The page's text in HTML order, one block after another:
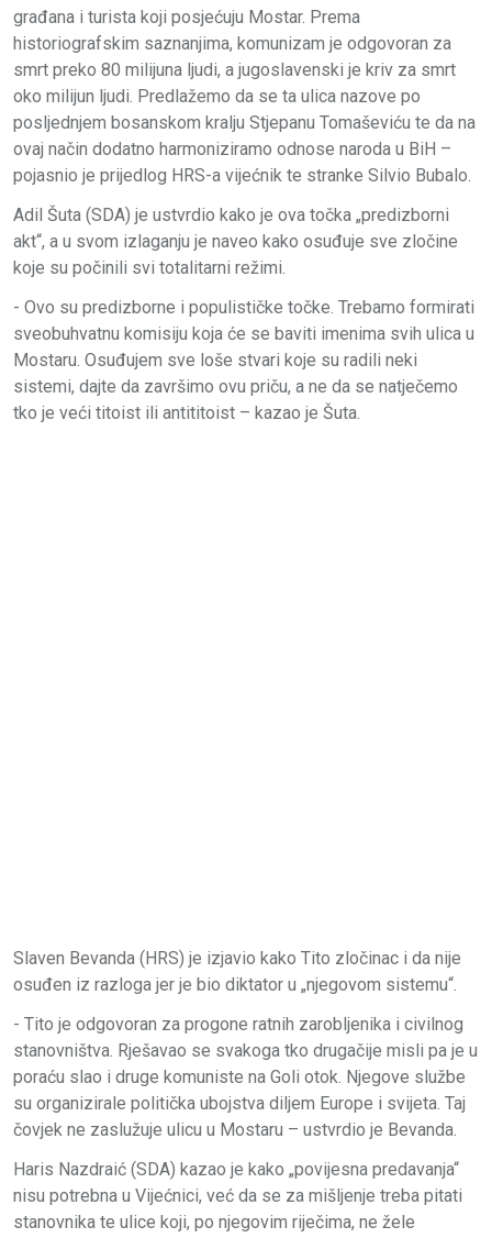
građana i turista koji posjećuju Mostar. Prema
historiografskim saznanjima, komunizam je odgovoran za
smrt preko 80 milijuna ljudi, a jugoslavenski je kriv za smrt
oko milijun ljudi. Predlažemo da se ta ulica nazove po
posljednjem bosanskom kralju Stjepanu Tomaševiću te da na
ovaj način dodatno harmoniziramo odnose naroda u BiH –
pojasnio je prijedlog HRS-a vijećnik te stranke Silvio Bubalo.
Adil Šuta (SDA) je ustvrdio kako je ova točka „predizborni
akt“, a u svom izlaganju je naveo kako osuđuje sve zločine
koje su počinili svi totalitarni režimi.
- Ovo su predizborne i populističke točke. Trebamo formirati
sveobuhvatnu komisiju koja će se baviti imenima svih ulica u
Mostaru. Osuđujem sve loše stvari koje su radili neki
sistemi, dajte da završimo ovu priču, a ne da se natječemo
tko je veći titoist ili antititoist – kazao je Šuta.
Slaven Bevanda (HRS) je izjavio kako Tito zločinac i da nije
osuđen iz razloga jer je bio diktator u „njegovom sistemu“.
- Tito je odgovoran za progone ratnih zarobljenika i civilnog
stanovništva. Rješavao se svakoga tko drugačije misli pa je u
poraću slao i druge komuniste na Goli otok. Njegove službe
su organizirale politička ubojstva diljem Europe i svijeta. Taj
čovjek ne zaslužuje ulicu u Mostaru – ustvrdio je Bevanda.
Haris Nazdraić (SDA) kazao je kako „povijesna predavanja“
nisu potrebna u Vijećnici, već da se za mišljenje treba pitati
stanovnika te ulice koji, po njegovim riječima, ne žele